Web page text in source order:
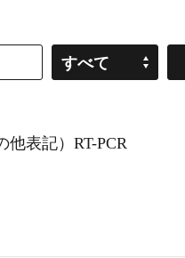
すべて
他表記）RT-PCR